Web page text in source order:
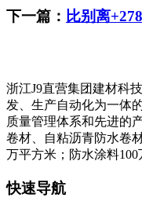
下一篇： 比别离
浙江J9直营集团建材科
发、生产自动化为一体
质量管理体系和先进的
卷材、自粘沥青防水卷
万平方米；防水涂料100
快速导航